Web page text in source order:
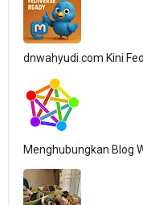
dnwahyudi.com Kini
Menghubungkan Blog